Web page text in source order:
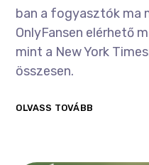
ban a fogyasztók ma
OnlyFansen elérhető
mint a New York
összesen.
OLVASS TOVÁBB